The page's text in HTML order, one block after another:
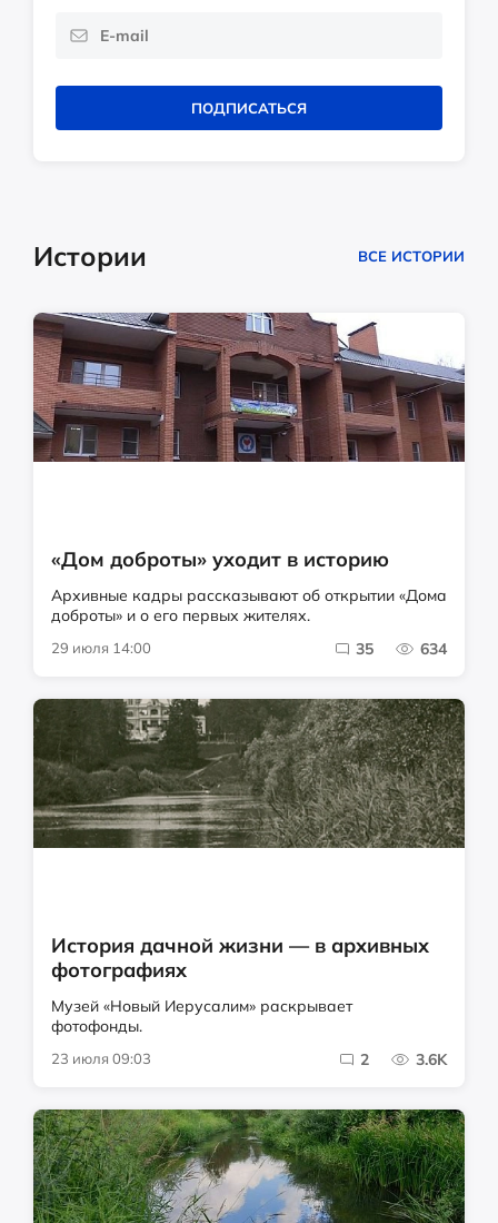
ПОДПИСАТЬСЯ
Истории ВСЕ ИСТОРИИ
«Дом доброты» уходит в историю
Архивные кадры рассказывают об открытии «Дома
доброты» и о его первых жителях.
29 июля 14:00 35 634
История дачной жизни — в архивных
фотографиях
Музей «Новый Иерусалим» раскрывает
фотофонды.
23 июля 09:03 2 3.6K